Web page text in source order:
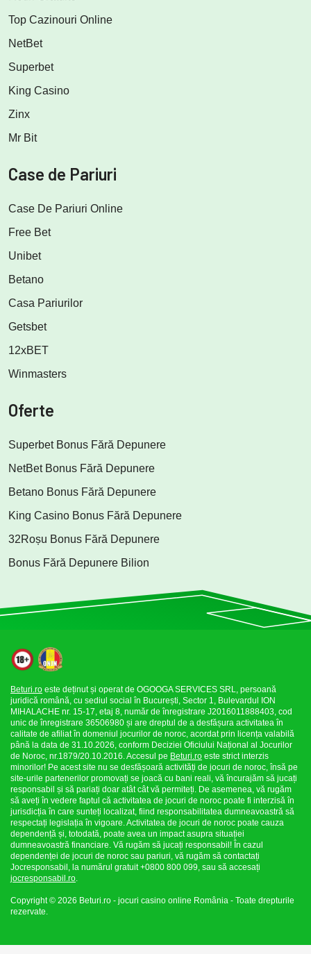
Top Cazinouri Online
NetBet
Superbet
King Casino
Zinx
Mr Bit
Case de Pariuri
Case De Pariuri Online
Free Bet
Unibet
Betano
Casa Pariurilor
Getsbet
12xBET
Winmasters
Oferte
Superbet Bonus Fără Depunere
NetBet Bonus Fără Depunere
Betano Bonus Fără Depunere
King Casino Bonus Fără Depunere
32Roșu Bonus Fără Depunere
Bonus Fără Depunere Bilion
Beturi.ro este deținut și operat de OGOOGA SERVICES SRL, persoană
juridică română, cu sediul social în București, Sector 1, Bulevardul ION
MIHALACHE nr. 15-17, etaj 8, număr de înregistrare J2016011888403, cod
unic de înregistrare 36506980 și are dreptul de a desfășura activitatea în
calitate de afiliat în domeniul jocurilor de noroc, acordat prin licența valabilă
până la data de 31.10.2026, conform Deciziei Oficiului Național al Jocurilor
de Noroc, nr.1879/20.10.2016. Accesul pe Beturi.ro este strict interzis
minorilor! Pe acest site nu se desfășoară activități de jocuri de noroc, însă pe
site-urile partenerilor promovați se joacă cu bani reali, vă încurajăm să jucați
responsabil și să pariați doar atât cât vă permiteți. De asemenea, vă rugăm
să aveți în vedere faptul că activitatea de jocuri de noroc poate fi interzisă în
jurisdicția în care sunteți localizat, fiind responsabilitatea dumneavoastră să
respectați legislația în vigoare. Activitatea de jocuri de noroc poate cauza
dependență și, totodată, poate avea un impact asupra situației
dumneavoastră financiare. Vă rugăm să jucați responsabil! În cazul
dependenței de jocuri de noroc sau pariuri, vă rugăm să contactați
Jocresponsabil, la numărul gratuit +0800 800 099, sau să accesați
jocresponsabil.ro.
Copyright © 2026 Beturi.ro - jocuri casino online România - Toate drepturile
rezervate.